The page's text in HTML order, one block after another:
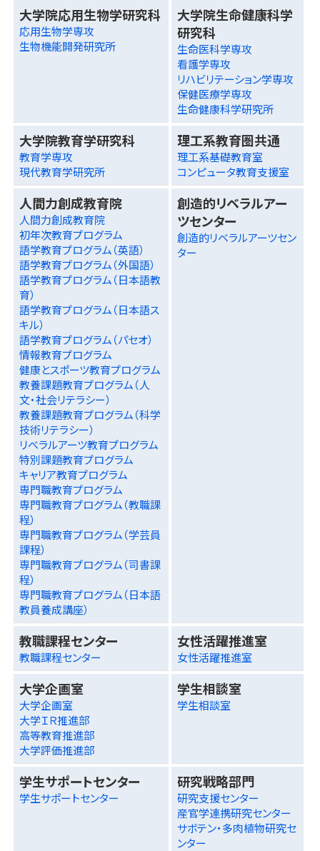
大学院応用生物学研究科
応用生物学専攻
生物機能開発研究所
大学院生命健康科学
研究科
生命医科学専攻
看護学専攻
リハビリテーション学専攻
保健医療学専攻
生命健康科学研究所
大学院教育学研究科
教育学専攻
現代教育学研究所
理工系教育圏共通
理工系基礎教育室
コンピュータ教育支援室
人間力創成教育院
人間力創成教育院
初年次教育プログラム
語学教育プログラム（英語）
語学教育プログラム（外国語）
語学教育プログラム（日本語教
育）
語学教育プログラム（日本語ス
キル）
語学教育プログラム（パセオ）
情報教育プログラム
健康とスポーツ教育プログラム
教養課題教育プログラム（人
文・社会リテラシー）
教養課題教育プログラム（科学
技術リテラシー）
リベラルアーツ教育プログラム
特別課題教育プログラム
キャリア教育プログラム
専門職教育プログラム
専門職教育プログラム（教職課
程）
専門職教育プログラム（学芸員
課程）
専門職教育プログラム（司書課
程）
専門職教育プログラム（日本語
教員養成講座）
創造的リベラルアー
ツセンター
創造的リベラルアーツセン
ター
教職課程センター
教職課程センター
女性活躍推進室
女性活躍推進室
大学企画室
大学企画室
大学ＩＲ推進部
高等教育推進部
大学評価推進部
学生相談室
学生相談室
学生サポートセンター
学生サポートセンター
研究戦略部門
研究支援センター
産官学連携研究センター
サボテン・多肉植物研究セ
ンター